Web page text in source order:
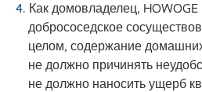
Как домовладелец,
добрососедское
целом, содержание
не должно причинять
не должно наносить ущерб